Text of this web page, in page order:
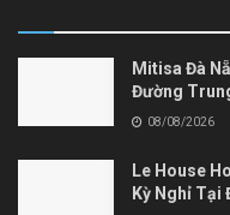
Mitisa Đà
Đường
08/08/2026
Le House
Kỳ Nghỉ Tại